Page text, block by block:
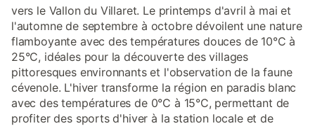
vers le Vallon du Villaret. Le printemps d'avril à mai et
l'automne de septembre à octobre dévoilent une nature
flamboyante avec des températures douces de 10°C à
25°C, idéales pour la découverte des villages
pittoresques environnants et l'observation de la faune
cévenole. L'hiver transforme la région en paradis blanc
avec des températures de 0°C à 15°C, permettant de
profiter des sports d'hiver à la station locale et de